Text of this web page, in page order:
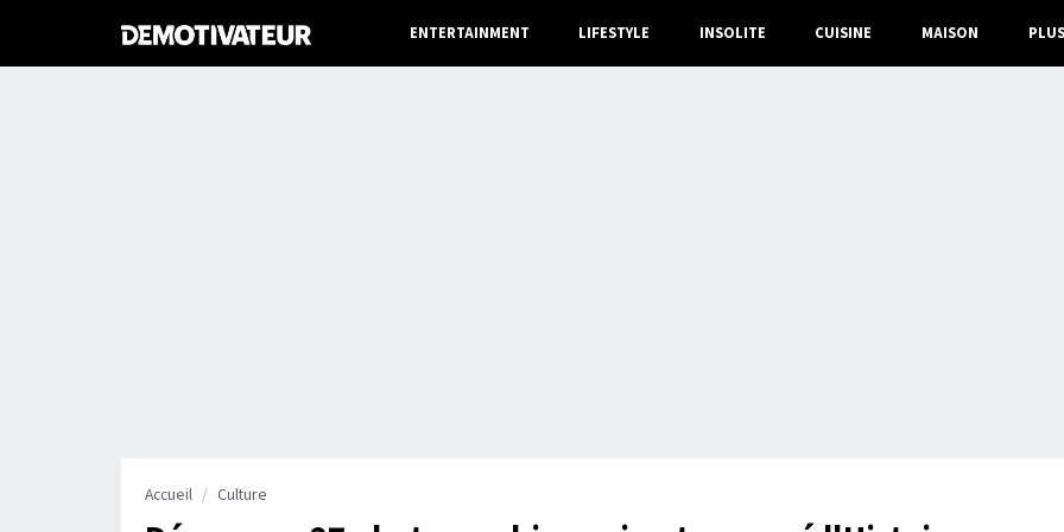
ENTERTAINMENT LIFESTYLE INSOLITE CUISINE MAISON PLUS
Accueil Culture